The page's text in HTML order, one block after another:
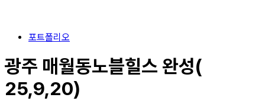
포트폴리오
광주 매월동노블힐스 완성(
25,9,20)